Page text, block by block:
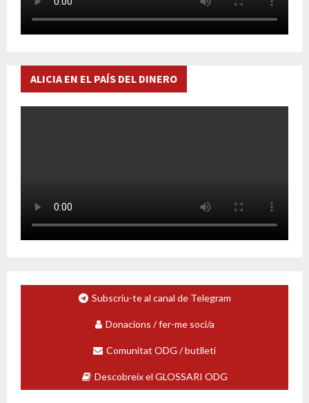
ALICIA EN EL PAÍS DEL DINERO
Subscriu-te al canal de Telegram
Donacions / fer-me soci/a
Comunitat ODG / butlletí
Descobreix el GLOSSARI ODG